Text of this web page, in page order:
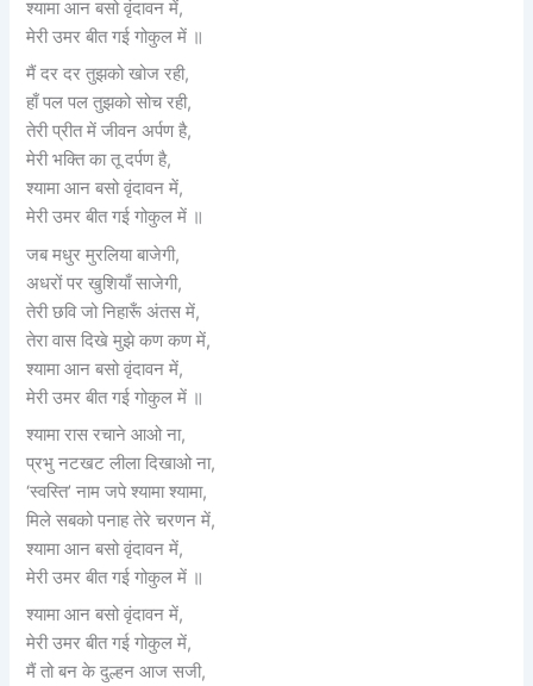
श्यामा आन बसो वृंदावन में,
मेरी उमर बीत गई गोकुल में ॥
मैं दर दर तुझको खोज रही,
हाँ पल पल तुझको सोच रही,
तेरी प्रीत में जीवन अर्पण है,
मेरी भक्ति का तू दर्पण है,
श्यामा आन बसो वृंदावन में,
मेरी उमर बीत गई गोकुल में ॥
जब मधुर मुरलिया बाजेगी,
अधरों पर खुशियाँ साजेगी,
तेरी छवि जो निहारूँ अंतस में,
तेरा वास दिखे मुझे कण कण में,
श्यामा आन बसो वृंदावन में,
मेरी उमर बीत गई गोकुल में ॥
श्यामा रास रचाने आओ ना,
प्रभु नटखट लीला दिखाओ ना,
‘स्वस्ति’ नाम जपे श्यामा श्यामा,
मिले सबको पनाह तेरे चरणन में,
श्यामा आन बसो वृंदावन में,
मेरी उमर बीत गई गोकुल में ॥
श्यामा आन बसो वृंदावन में,
मेरी उमर बीत गई गोकुल में,
मैं तो बन के दुल्हन आज सजी,